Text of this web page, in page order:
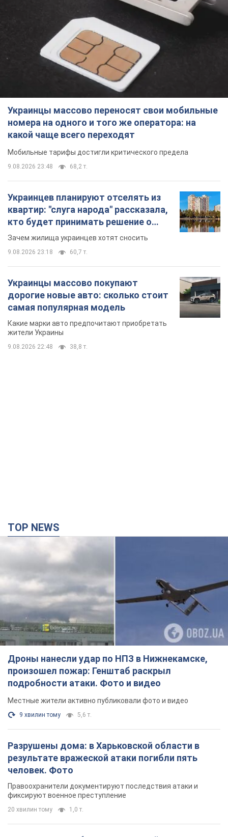
Украинцы массово переносят свои мобильные
номера на одного и того же оператора: на
какой чаще всего переходят
Мобильные тарифы достигли критического предела
9.08.2026 23:48 68,2 т.
Украинцев планируют отселять из
квартир: "слуга народа" рассказала,
кто будет принимать решение о
сносе домов
Зачем жилища украинцев хотят сносить
9.08.2026 23:18 60,7 т.
Украинцы массово покупают
дорогие новые авто: сколько стоит
самая популярная модель
Какие марки авто предпочитают приобретать
жители Украины
9.08.2026 22:48 38,8 т.
TOP NEWS
Дроны нанесли удар по НПЗ в Нижнекамске,
произошел пожар: Генштаб раскрыл
подробности атаки. Фото и видео
Местные жители активно публиковали фото и видео
9 хвилин тому 5,6 т.
Разрушены дома: в Харьковской области в
результате вражеской атаки погибли пять
человек. Фото
Правоохранители документируют последствия атаки и
фиксируют военное преступление
20 хвилин тому 1,0 т.